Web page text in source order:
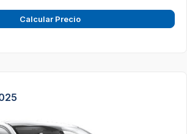
Calcular Precio